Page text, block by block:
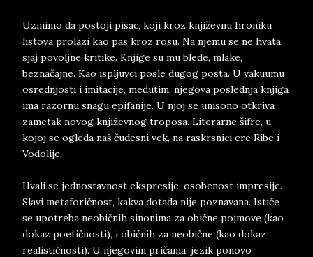
Uzmimo da postoji pisac, koji kroz književnu hroniku
listova prolazi kao pas kroz rosu. Na njemu se ne hvata
sjaj povoljne kritike. Knjige su mu blede, mlake,
beznačajne. Kao ispljuvci posle dugog posta. U vakuumu
osrednjosti i imitacije, međutim, njegova poslednja knjiga
ima razornu snagu epifanije. U njoj se unisono otkriva
zametak novog književnog troposa. Literarne šifre, u
kojoj se ogleda naš čudesni vek, na raskrsnici ere Ribe i
Vodolije.
Hvali se jednostavnost ekspresije, osobenost impresije.
Slavi metaforičnost, kakva dotada nije poznavana. Ističe
se upotreba neobičnih sinonima za obične pojmove (kao
dokaz poetičnosti), i običnih za neobične (kao dokaz
realističnosti). U njegovim pričama, jezik ponovo